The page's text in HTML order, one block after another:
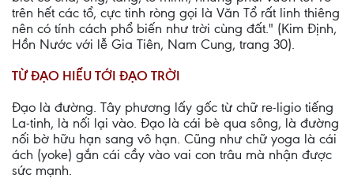
trên hết các tổ, cực tinh ròng gọi là Văn Tổ rất linh thiêng
nên có tính cách phổ biến như trời cùng đất." (Kim Định,
Hồn Nước với lễ Gia Tiên, Nam Cung, trang 30).
TỪ ĐẠO HIẾU TỚI ĐẠO TRỜI
Đạo là đường. Tây phương lấy gốc từ chữ re-ligio tiếng
La-tinh, là nối lại vào. Đạo là cái bè qua sông, là đường
nối bờ hữu hạn sang vô hạn. Cũng như chữ yoga là cái
ách (yoke) gắn cái cầy vào vai con trâu mà nhận được
sức mạnh.